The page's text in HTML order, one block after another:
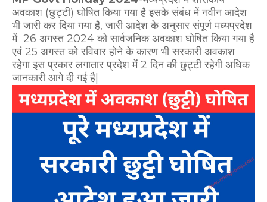
अवकाश (छुट्टी) घोषित किया गया है इसके संबंध में नवीन आदेश
भी जारी कर दिया गया है, जारी आदेश के अनुसार संपूर्ण मध्यप्रदेश
में 26 अगस्त 2024 को सार्वजनिक अवकाश घोषित किया गया है
एवं 25 अगस्त को रविवार होने के कारण भी सरकारी अवकाश
रहेगा इस प्रकार लगातार प्रदेश में 2 दिन की छुट्टी रहेगी अधिक
जानकारी आगे दी गई है|